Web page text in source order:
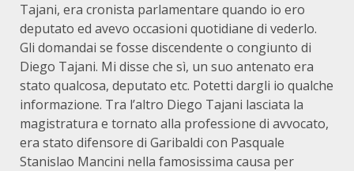
Tajani, era cronista parlamentare quando io ero
deputato ed avevo occasioni quotidiane di vederlo.
Gli domandai se fosse discendente o congiunto di
Diego Tajani. Mi disse che sì, un suo antenato era
stato qualcosa, deputato etc. Potetti dargli io qualche
informazione. Tra l’altro Diego Tajani lasciata la
magistratura e tornato alla professione di avvocato,
era stato difensore di Garibaldi con Pasquale
Stanislao Mancini nella famosissima causa per